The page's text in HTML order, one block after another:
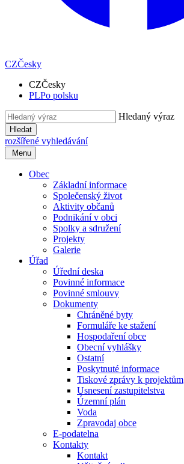
CZČesky
CZČesky
PLPo polsku
Hledaný výraz
Hledat
rozšířené vyhledávání
Menu
Obec
Základní informace
Společenský život
Aktivity občanů
Podnikání v obci
Spolky a sdružení
Projekty
Galerie
Úřad
Úřední deska
Povinné informace
Povinné smlouvy
Dokumenty
Chráněné byty
Formuláře ke stažení
Hospodaření obce
Obecní vyhlášky
Ostatní
Poskytnuté informace
Tiskové zprávy k projektům
Usnesení zastupitelstva
Územní plán
Voda
Zpravodaj obce
E-podatelna
Kontakty
Kontakt